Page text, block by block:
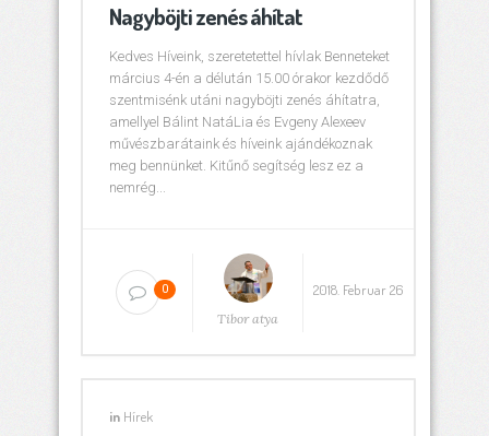
Nagyböjti zenés áhítat
Kedves Híveink, szeretetettel hívlak Benneteket
március 4-én a délután 15.00 órakor kezdődő
szentmisénk utáni nagyböjti zenés áhítatra,
amellyel Bálint NatáLia és Evgeny Alexeev
művészbarátaink és híveink ajándékoznak
meg bennünket. Kitűnő segítség lesz ez a
nemrég...
0
Tibor atya
2018. Februar 26
in Hírek